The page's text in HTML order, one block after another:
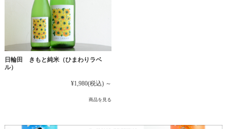
日輪田 きもと純米（ひまわりラベ
ル）
¥1,980(税込) ～
商品を見る